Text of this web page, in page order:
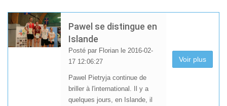
se dérouleront à Lubin
(Pologne) du 17 au 25 Mars
prochains.
Pawel se distingue en
Islande
Posté par Florian le 2016-02-
17 12:06:27
Pawel Pietryja continue de
briller à l'international. Il y a
quelques jours, en Islande, il
Voir plus